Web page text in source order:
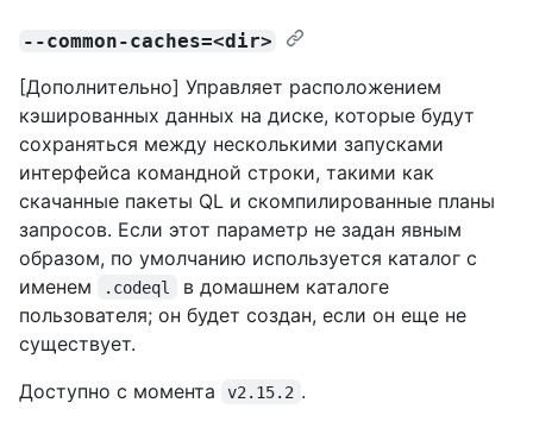
--common-caches=<dir>
[Дополнительно] Управляет расположением
кэшированных данных на диске, которые будут
сохраняться между несколькими запусками
интерфейса командной строки, такими как
скачанные пакеты QL и скомпилированные планы
запросов. Если этот параметр не задан явным
образом, по умолчанию используется каталог с
именем
.codeql
в домашнем каталоге
пользователя; он будет создан, если он еще не
существует.
Доступно с момента
v2.15.2 .